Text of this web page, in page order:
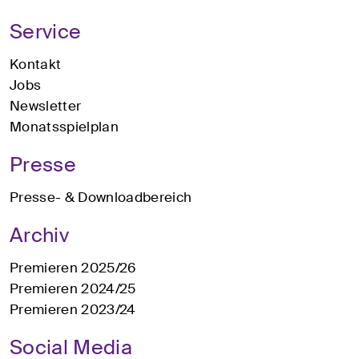
Service
Kontakt
Jobs
Newsletter
Monatsspielplan
Presse
Presse- & Downloadbereich
Archiv
Premieren 2025/26
Premieren 2024/25
Premieren 2023/24
Social Media